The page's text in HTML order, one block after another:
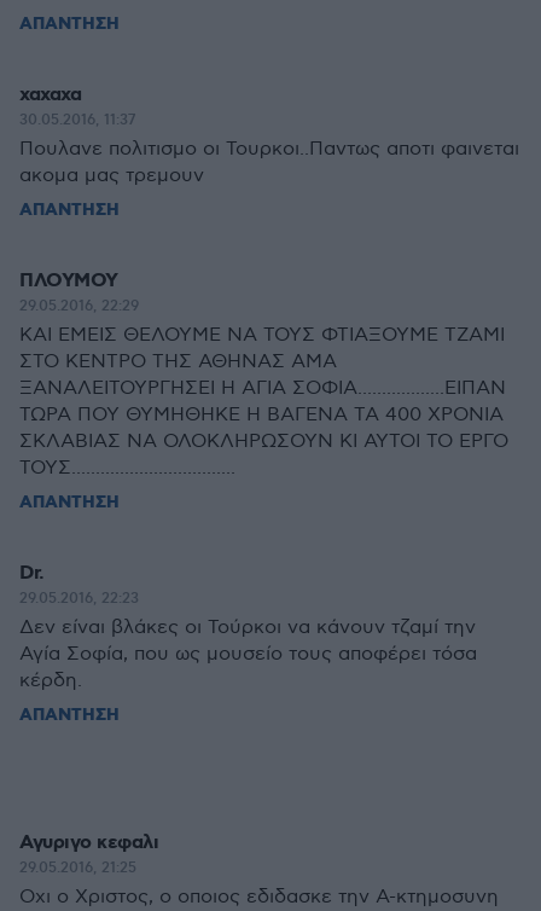
ΑΠΑΝΤΗΣΗ
χαχαχα
30.05.2016, 11:37
Πουλανε πολιτισμο οι Τουρκοι..Παντως αποτι φαινεται
ακομα μας τρεμουν
ΑΠΑΝΤΗΣΗ
ΠΛΟΥΜΟΥ
29.05.2016, 22:29
ΚΑΙ ΕΜΕΙΣ ΘΕΛΟΥΜΕ ΝΑ ΤΟΥΣ ΦΤΙΑΞΟΥΜΕ ΤΖΑΜΙ
ΣΤΟ ΚΕΝΤΡΟ ΤΗΣ ΑΘΗΝΑΣ ΑΜΑ
ΞΑΝΑΛΕΙΤΟΥΡΓΗΣΕΙ Η ΑΓΙΑ ΣΟΦΙΑ..................ΕΙΠΑΝ
ΤΩΡΑ ΠΟΥ ΘΥΜΗΘΗΚΕ Η ΒΑΓΕΝΑ ΤΑ 400 ΧΡΟΝΙΑ
ΣΚΛΑΒΙΑΣ ΝΑ ΟΛΟΚΛΗΡΩΣΟΥΝ ΚΙ ΑΥΤΟΙ ΤΟ ΕΡΓΟ
ΤΟΥΣ..................................
ΑΠΑΝΤΗΣΗ
Dr.
29.05.2016, 22:23
Δεν είναι βλάκες οι Τούρκοι να κάνουν τζαμί την
Αγία Σοφία, που ως μουσείο τους αποφέρει τόσα
κέρδη.
ΑΠΑΝΤΗΣΗ
Αγυριγο κεφαλι
29.05.2016, 21:25
Οχι ο Χριστος, ο οποιος εδιδασκε την Α-κτημοσυνη